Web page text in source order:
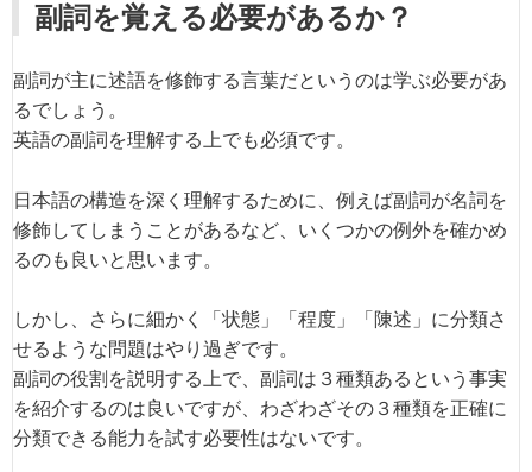
副詞を覚える必要があるか？
副詞が主に述語を修飾する言葉だというのは学ぶ必要があ
るでしょう。
英語の副詞を理解する上でも必須です。
日本語の構造を深く理解するために、例えば副詞が名詞を
修飾してしまうことがあるなど、いくつかの例外を確かめ
るのも良いと思います。
しかし、さらに細かく「状態」「程度」「陳述」に分類さ
せるような問題はやり過ぎです。
副詞の役割を説明する上で、副詞は３種類あるという事実
を紹介するのは良いですが、わざわざその３種類を正確に
分類できる能力を試す必要性はないです。